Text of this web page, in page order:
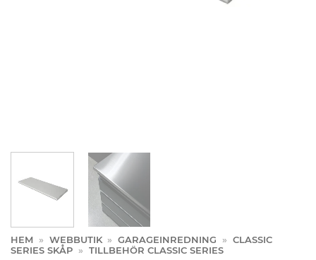
HEM » WEBBUTIK » GARAGEINREDNING » CLASSIC
SERIES SKÅP » TILLBEHÖR CLASSIC SERIES